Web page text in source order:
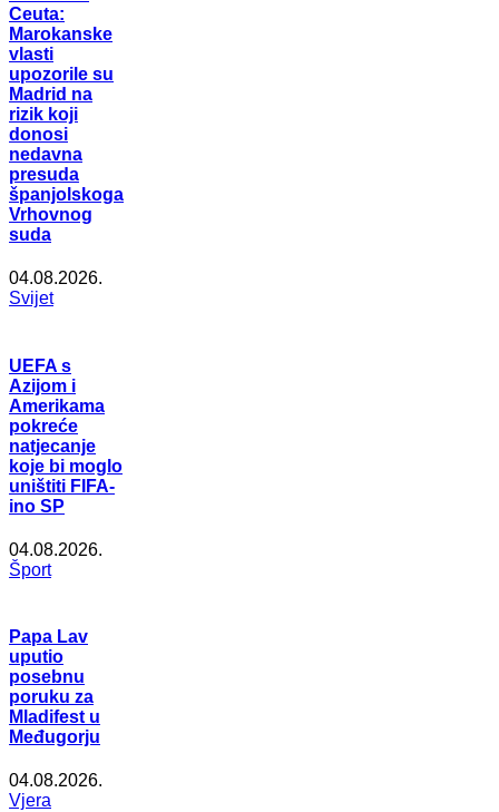
Ceuta:
Marokanske
vlasti
upozorile su
Madrid na
rizik koji
donosi
nedavna
presuda
španjolskoga
Vrhovnog
suda
04.08.2026.
Svijet
UEFA s
Azijom i
Amerikama
pokreće
natjecanje
koje bi moglo
uništiti FIFA-
ino SP
04.08.2026.
Šport
Papa Lav
uputio
posebnu
poruku za
Mladifest u
Međugorju
04.08.2026.
Vjera